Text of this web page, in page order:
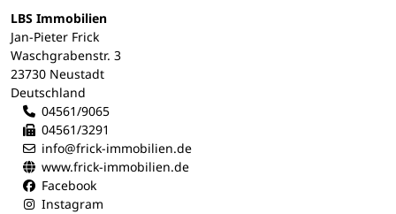
LBS Immobilien
Jan-Pieter Frick
Waschgrabenstr. 3
23730 Neustadt
Deutschland
04561/9065
04561/3291
info@frick-immobilien.de
www.frick-immobilien.de
Facebook
Instagram